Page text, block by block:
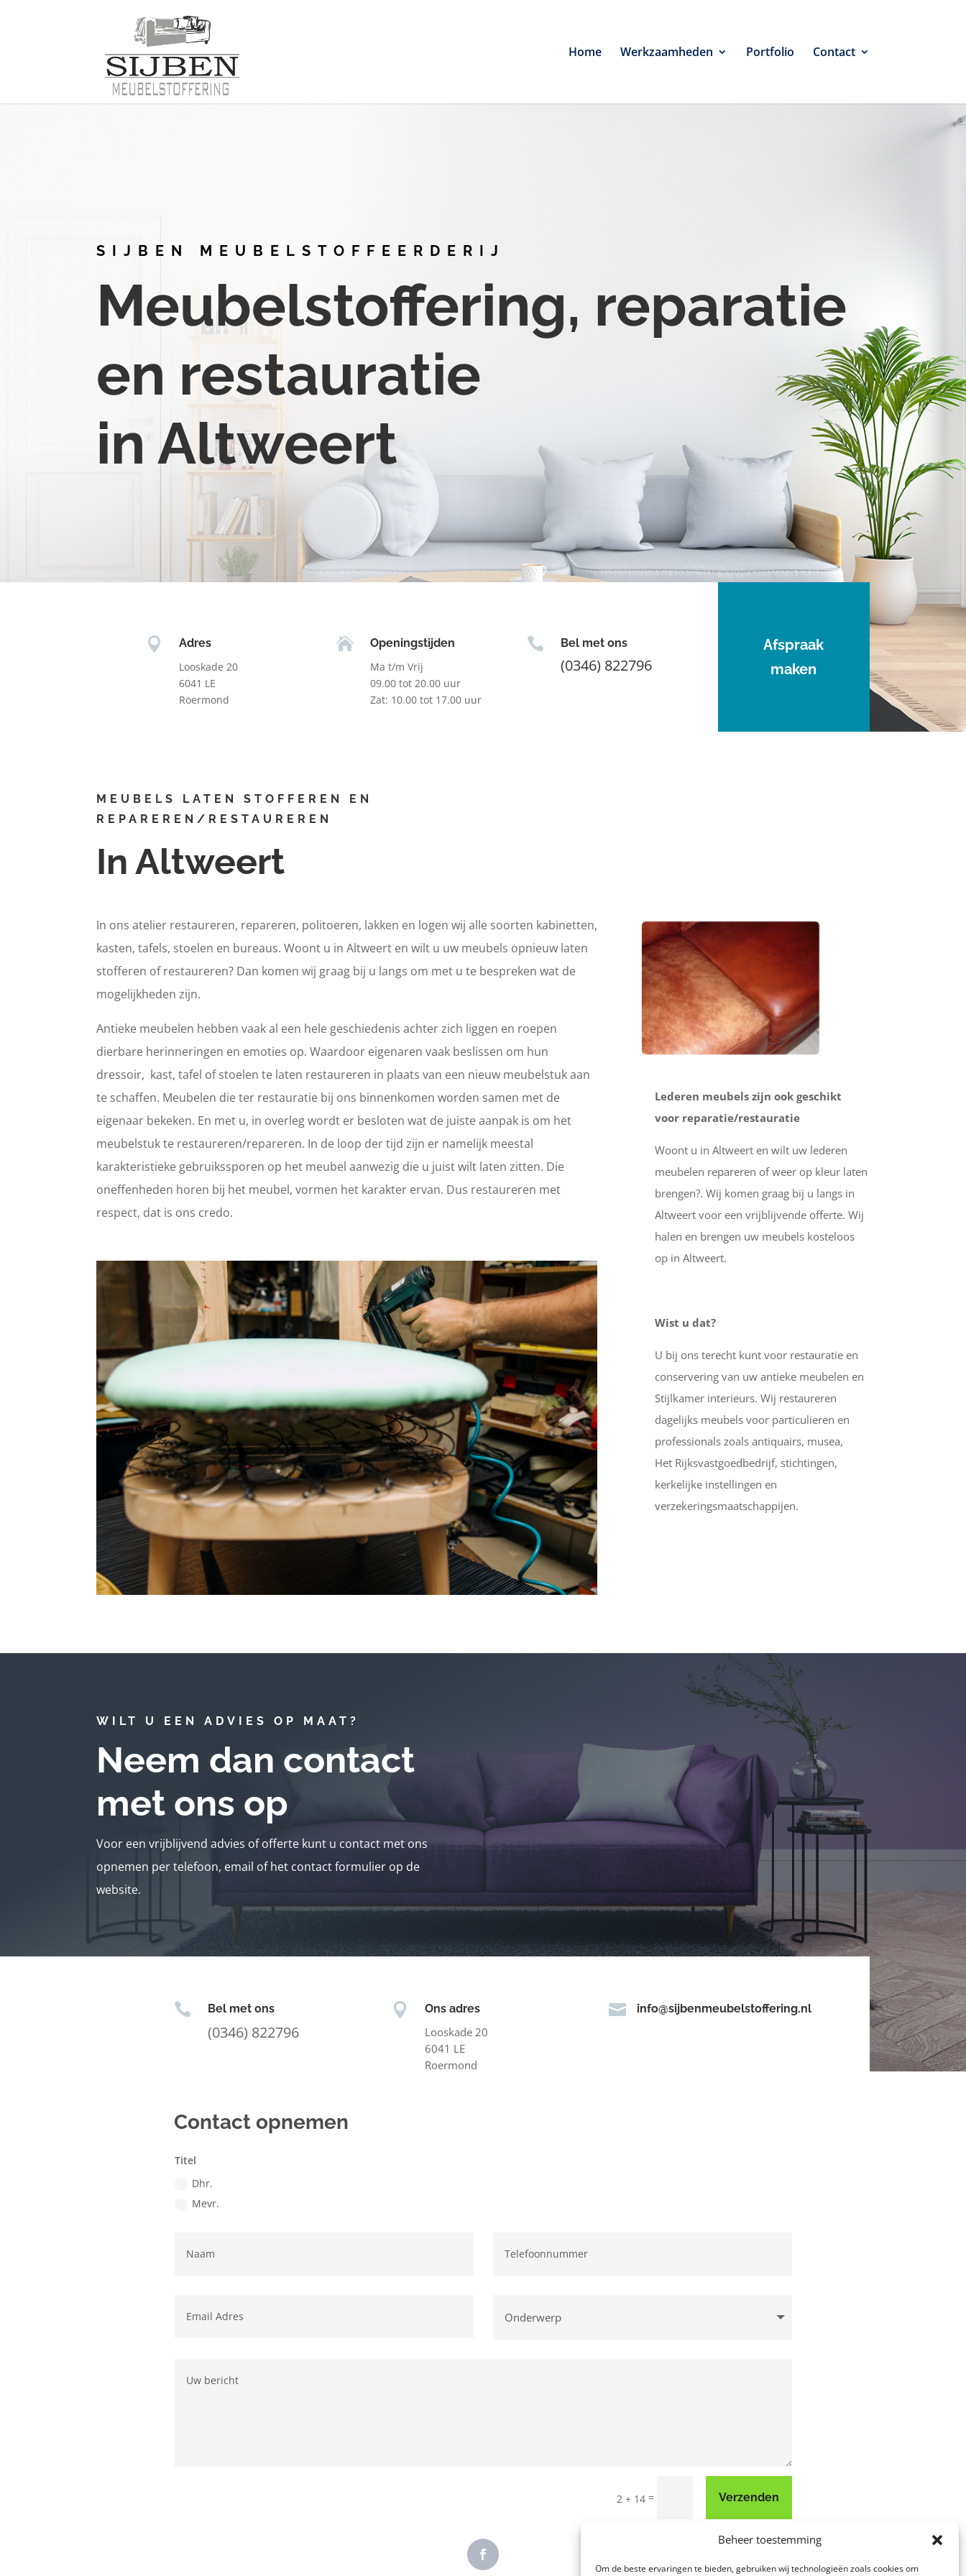
Beheer toestemming
Om de beste ervaringen te bieden, gebruiken wij technologieën zoals cookies om
Home Werkzaamheden Portfolio Contact
SIJBEN MEUBELSTOFFEERDERIJ
Meubelstoffering, reparatie
en restauratie
in Altweert

Adres
Looskade 20
6041 LE
Roermond

Openingstijden
Ma t/m Vrij
09.00 tot 20.00 uur
Zat: 10.00 tot 17.00 uur
 Bel met ons
(0346) 822796
Afspraak
maken
MEUBELS LATEN STOFFEREN EN
REPAREREN/RESTAUREREN
In Altweert
In ons atelier restaureren, repareren, politoeren, lakken en logen wij alle soorten kabinetten,
kasten, tafels, stoelen en bureaus. Woont u in Altweert en wilt u uw meubels opnieuw laten
stofferen of restaureren? Dan komen wij graag bij u langs om met u te bespreken wat de
mogelijkheden zijn.
Antieke meubelen hebben vaak al een hele geschiedenis achter zich liggen en roepen
dierbare herinneringen en emoties op. Waardoor eigenaren vaak beslissen om hun
dressoir, kast, tafel of stoelen te laten restaureren in plaats van een nieuw meubelstuk aan
te schaffen. Meubelen die ter restauratie bij ons binnenkomen worden samen met de
eigenaar bekeken. En met u, in overleg wordt er besloten wat de juiste aanpak is om het
meubelstuk te restaureren/repareren. In de loop der tijd zijn er namelijk meestal
karakteristieke gebruikssporen op het meubel aanwezig die u juist wilt laten zitten. Die
oneffenheden horen bij het meubel, vormen het karakter ervan. Dus restaureren met
respect, dat is ons credo.
Lederen meubels zijn ook geschikt
voor reparatie/restauratie
Woont u in Altweert en wilt uw lederen
meubelen repareren of weer op kleur laten
brengen?. Wij komen graag bij u langs in
Altweert voor een vrijblijvende offerte. Wij
halen en brengen uw meubels kosteloos
op in Altweert.
Wist u dat?
U bij ons terecht kunt voor restauratie en
conservering van uw antieke meubelen en
Stijlkamer interieurs. Wij restaureren
dagelijks meubels voor particulieren en
professionals zoals antiquairs, musea,
Het Rijksvastgoedbedrijf, stichtingen,
kerkelijke instellingen en
verzekeringsmaatschappijen.
WILT U EEN ADVIES OP MAAT?
Neem dan contact
met ons op
Voor een vrijblijvend advies of offerte kunt u contact met ons
opnemen per telefoon, email of het contact formulier op de
website.
 Bel met ons
(0346) 822796
 Ons adres
Looskade 20
6041 LE
Roermond
 info@sijbenmeubelstoffering.nl
Contact opnemen
Titel
Dhr.
Mevr.
2 + 14 = Verzenden